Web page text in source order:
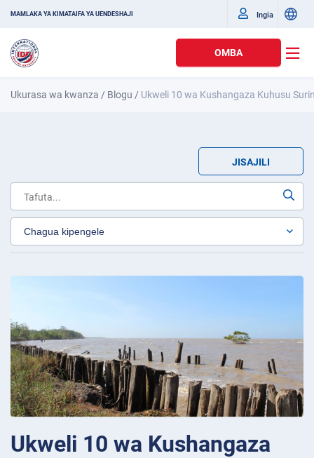
MAMLAKA YA KIMATAIFA YA UENDESHAJI Ingia
OMBA
Ukurasa wa kwanza / Blogu / Ukweli 10 wa Kushangaza Kuhusu
JISAJILI
Ukweli 10 wa Kushangaza